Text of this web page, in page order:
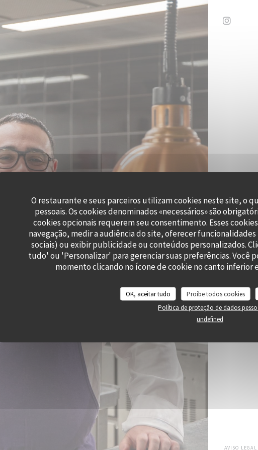
O restaurante e seus parceiros utilizam cookies neste site, o
pessoais. Os cookies denominados «necessários» são
cookies opcionais requerem seu consentimento. Esses
navegação, medir a audiência do site, oferecer
sociais) ou exibir publicidade ou conteúdos personalizados.
tudo' ou 'Personalizar' para gerenciar suas preferências. Você
momento clicando no ícone de cookie no canto inferior
OK, aceitar tudo Proíbe todos cookies
Política de proteção de dados
undefined
AVISO LEGAL